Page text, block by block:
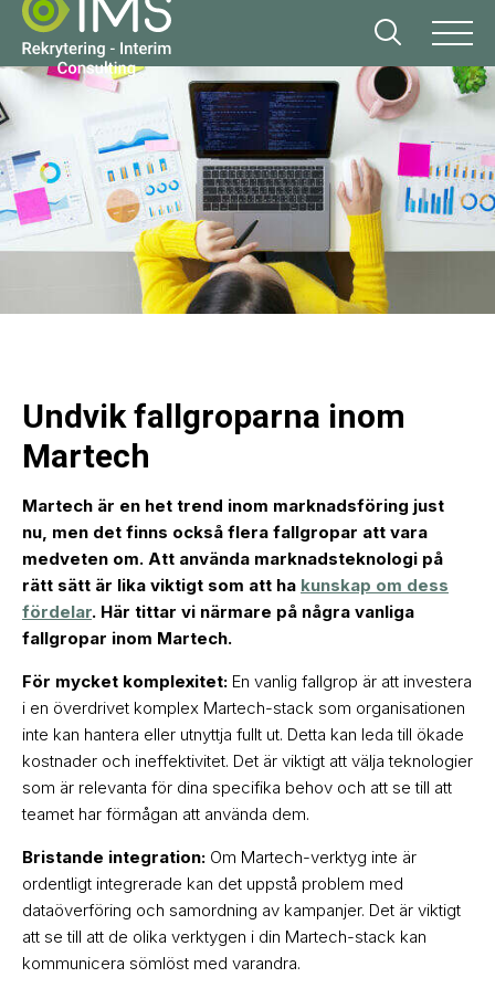
Undvik fallgroparna inom
Martech
Martech är en het trend inom marknadsföring just
nu, men det finns också flera fallgropar att vara
medveten om. Att använda marknadsteknologi på
rätt sätt är lika viktigt som att ha kunskap om dess
fördelar. Här tittar vi närmare på några vanliga
fallgropar inom Martech.
För mycket komplexitet: En vanlig fallgrop är att investera
i en överdrivet komplex Martech-stack som organisationen
inte kan hantera eller utnyttja fullt ut. Detta kan leda till ökade
kostnader och ineffektivitet. Det är viktigt att välja teknologier
som är relevanta för dina specifika behov och att se till att
teamet har förmågan att använda dem.
Bristande integration: Om Martech-verktyg inte är
ordentligt integrerade kan det uppstå problem med
dataöverföring och samordning av kampanjer. Det är viktigt
att se till att de olika verktygen i din Martech-stack kan
kommunicera sömlöst med varandra.